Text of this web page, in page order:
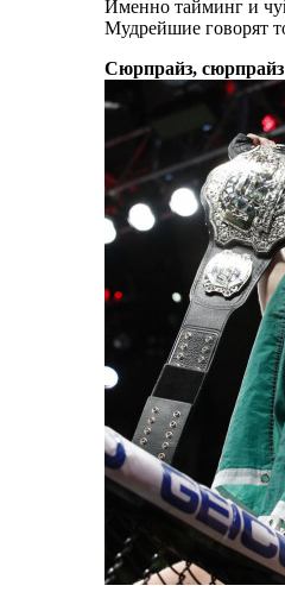
Именно тайминг и
Мудрейшие говорят
Сюрпрайз,